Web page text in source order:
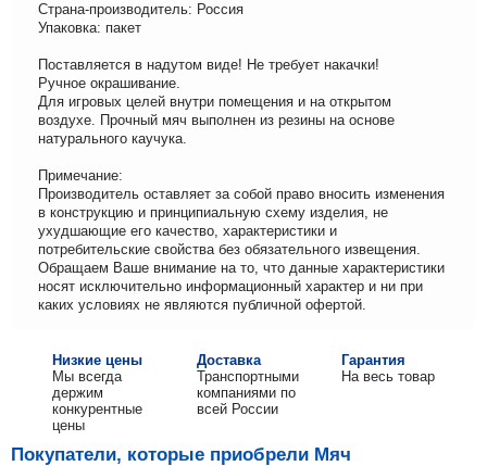
Страна-производитель: Россия
Упаковка: пакет
Поставляется в надутом виде! Не требует накачки!
Ручное окрашивание.
Для игровых целей внутри помещения и на открытом
воздухе. Прочный мяч выполнен из резины на основе
натурального каучука.
Примечание:
Производитель оставляет за собой право вносить изменения
в конструкцию и принципиальную схему изделия, не
ухудшающие его качество, характеристики и
потребительские свойства без обязательного извещения.
Обращаем Ваше внимание на то, что данные характеристики
носят исключительно информационный характер и ни при
каких условиях не являются публичной офертой.
Низкие цены
Мы всегда
держим
конкурентные
цены
Доставка
Транспортными
компаниями по
всей России
Гарантия
На весь товар
Покупатели, которые приобрели Мяч